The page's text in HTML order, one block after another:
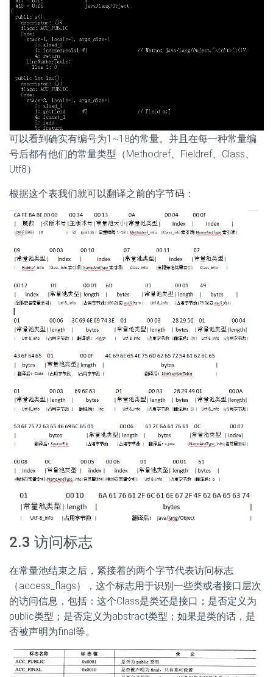
可以看到确实有编号为1~18的常量。并且在每一种常量编
号后都有他们的常量类型（Methodref、Fieldref、Class、
Utf8）
根据这个表我们就可以翻译之前的字节码：
2.3 访问标志
在常量池结束之后，紧接着的两个字节代表访问标志
（access_flags），这个标志用于识别一些类或者接口层次
的访问信息，包括：这个Class是类还是接口；是否定义为
public类型；是否定义为abstract类型；如果是类的话，是
否被声明为final等。